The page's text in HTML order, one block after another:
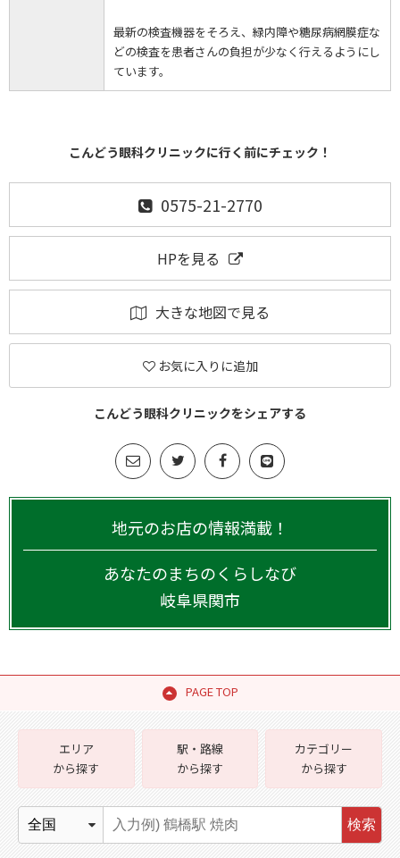
最新の検査機器をそろえ、緑内障や糖尿病網膜症な
どの検査を患者さんの負担が少なく行えるようにし
ています。
こんどう眼科クリニックに行く前にチェック！
0575-21-2770
HPを見る
大きな地図で見る
お気に入りに追加
こんどう眼科クリニックをシェアする
地元のお店の情報満載！
あなたのまちのくらしなび
岐阜県関市
PAGE TOP
エリア
から探す
駅・路線
から探す
カテゴリー
から探す
検索